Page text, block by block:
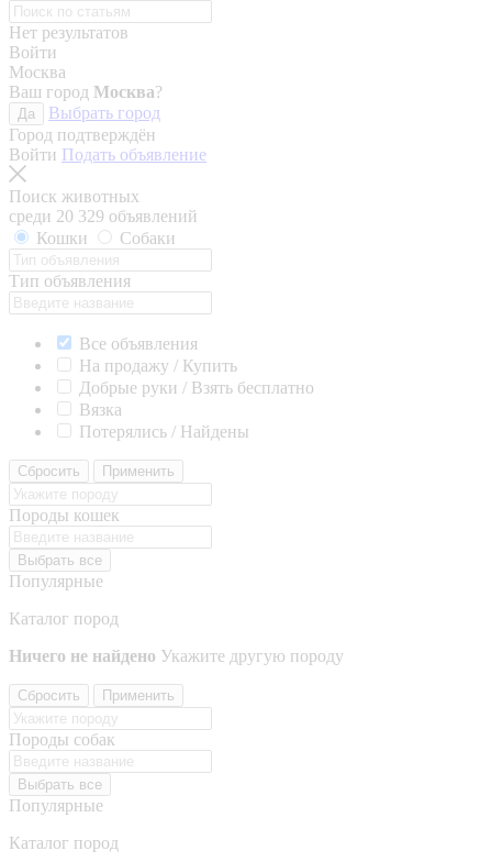
Нет результатов
Войти
Москва
Ваш город Москва?
Да
Выбрать город
Город подтверждён
Войти Подать объявление
Поиск животных
среди 20 329 объявлений
Кошки
Собаки
Тип объявления
Все объявления
На продажу / Купить
Добрые руки / Взять бесплатно
Вязка
Потерялись / Найдены
Сбросить Применить
Породы кошек
Выбрать все
Популярные
Каталог пород
Ничего не найдено Укажите другую породу
Сбросить Применить
Породы собак
Выбрать все
Популярные
Каталог пород